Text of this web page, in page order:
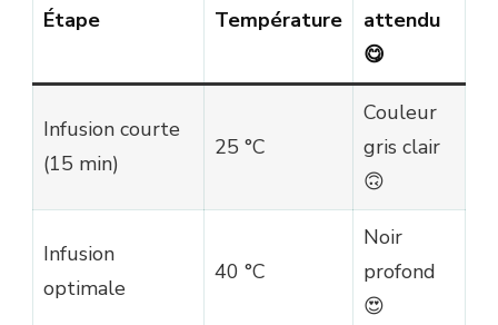
Étape Température
attendu
😋
Infusion courte
(15 min)
25 °C
Couleur
gris clair
🙃
Infusion
optimale
40 °C
Noir
profond
😍